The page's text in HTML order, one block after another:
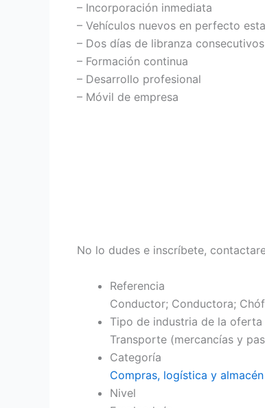
– Incorporación inmediata
– Vehículos nuevos en perfecto
– Dos días de libranza consecutivos
– Formación continua
– Desarrollo profesional
– Móvil de empresa
No lo dudes e inscríbete,
Referencia
Conductor; Conductora;
Tipo de industria de la oferta
Transporte (mercancías y
Categoría
Compras, logística y almacén
Nivel